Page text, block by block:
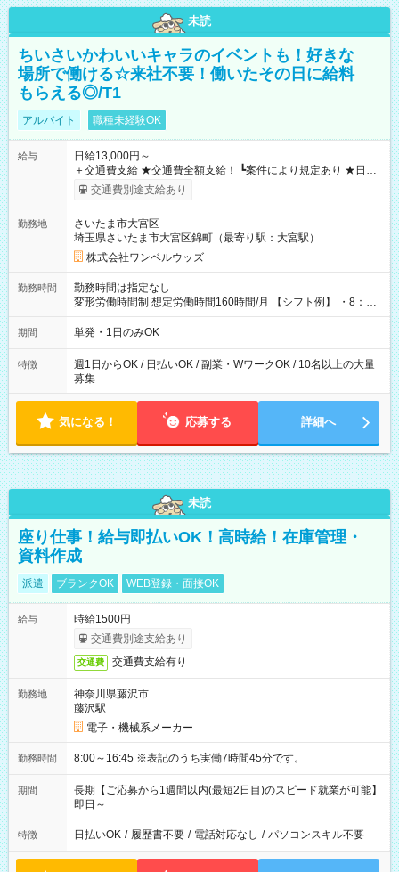
未読
ちいさいかわいいキャラのイベントも！好きな
場所で働ける☆来社不要！働いたその日に給料
もらえる◎/T1
アルバイト 職種未経験OK
給与
日給13,000円～
＋交通費支給 ★交通費全額支給！ ┗案件により規定あり ★日払
いOK！（規定あり） ┗働いたその日に現金GET♪ お仕事後はコ
ンビニATMから 日払い分を引き落とせます！ 【試用期間】試
交通費別途支給あり
勤務地
さいたま市大宮区
埼玉県さいたま市大宮区錦町（最寄り駅：大宮駅）
株式会社ワンベルウッズ
勤務時間
勤務時間は指定なし
変形労働時間制 想定労働時間160時間/月 【シフト例】 ・8：00
～21：00
期間 単発・1日のみOK
特徴
週1日からOK / 日払いOK / 副業・WワークOK / 10名以上の大量
募集
気になる！ 応募する 詳細へ
未読
座り仕事！給与即払いOK！高時給！在庫管理・
資料作成
派遣 ブランクOK WEB登録・面接OK
給与
時給1500円
交通費別途支給あり
交通費 交通費支給有り
勤務地
神奈川県藤沢市
藤沢駅
電子・機械系メーカー
勤務時間 8:00～16:45 ※表記のうち実働7時間45分です。
期間
長期【ご応募から1週間以内(最短2日目)のスピード就業が可能】
即日～
特徴 日払いOK / 履歴書不要 / 電話対応なし / パソコンスキル不要